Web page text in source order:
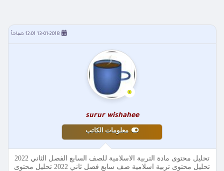
13-01-2018 12:01 صباحاً
surur wishahee
معلومات الكاتب
تحليل محتوى مادة التربية الاسلامية للصف السابع الفصل الثاني 2022
تحليل محتوى تربية اسلامية صف سابع فصل ثاني 2022 تحليل محتوى